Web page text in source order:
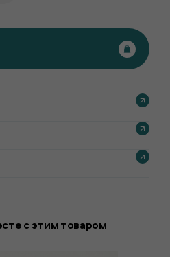
с этим товаром